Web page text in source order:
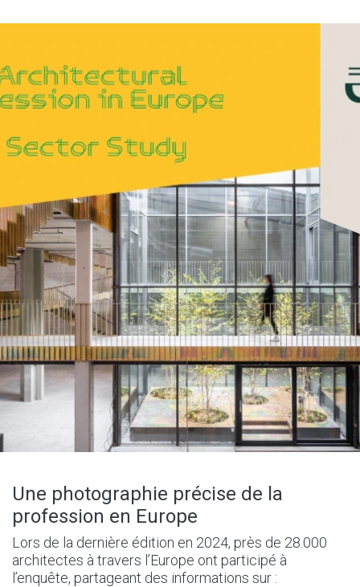
Une photographie précise de la
profession en Europe
Lors de la dernière édition en 2024, près de 28.000
architectes à travers l’Europe ont participé à
l’enquête, partageant des informations sur :